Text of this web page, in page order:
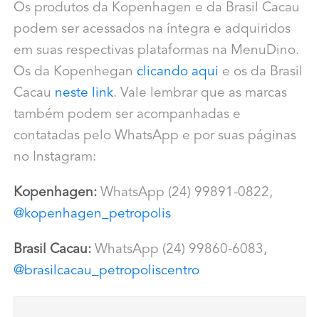
Os produtos da Kopenhagen e da Brasil Cacau
podem ser acessados na íntegra e adquiridos
em suas respectivas plataformas na MenuDino.
Os da Kopenhegan clicando aqui e os da Brasil
Cacau neste link. Vale lembrar que as marcas
também podem ser acompanhadas e
contatadas pelo WhatsApp e por suas páginas
no Instagram:
Kopenhagen:WhatsApp (24) 99891-0822,
@kopenhagen_petropolis
Brasil Cacau:WhatsApp (24) 99860-6083,
@brasilcacau_petropoliscentro